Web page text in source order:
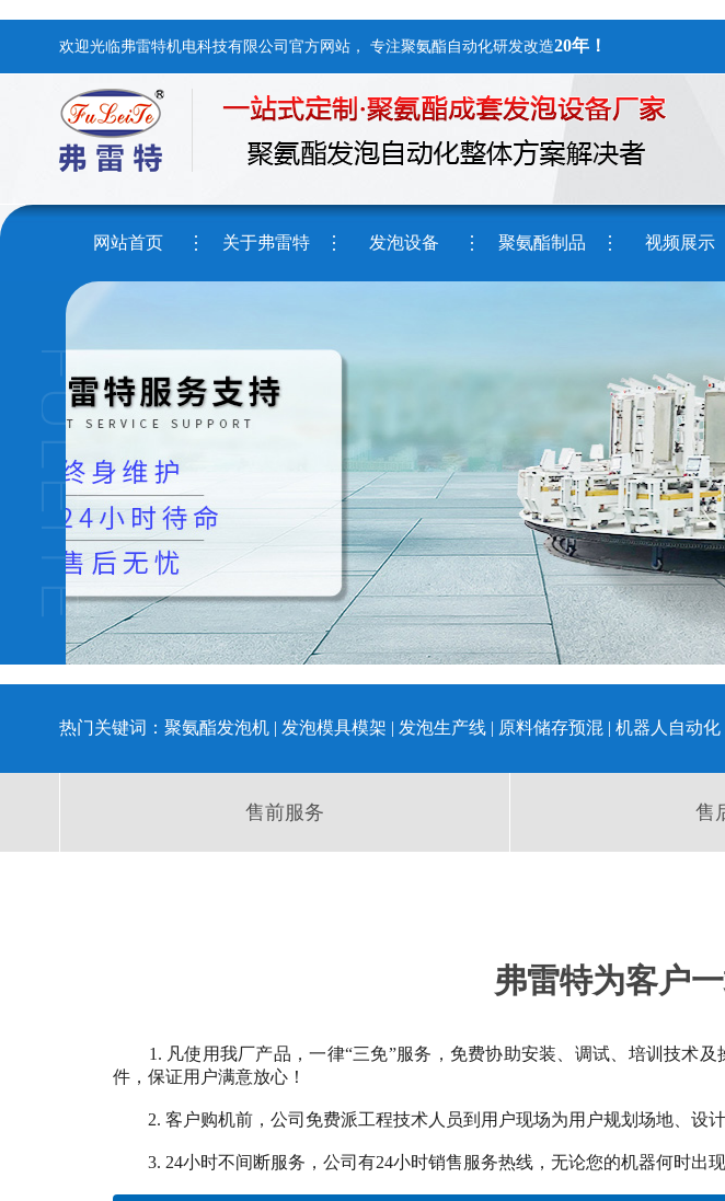
欢迎光临弗雷特机电科技有限公司官方网站， 专注聚氨酯自动化研发改造20年！
网站首页 关于弗雷特 发泡设备 聚氨酯制品 视频展示
热门关键词： 聚氨酯发泡机| 发泡模具模架 | 发泡生产线| 原料储存预混 | 机器人自动化
售前服务 售
弗雷特为客户一站
1. 凡使用我厂产品，一律“三免”服务，免费协助安装、调试、培训技术及
件，保证用户满意放心！
2. 客户购机前，公司免费派工程技术人员到用户现场为用户规划场地、设计
3. 24小时不间断服务，公司有24小时销售服务热线，无论您的机器何时出